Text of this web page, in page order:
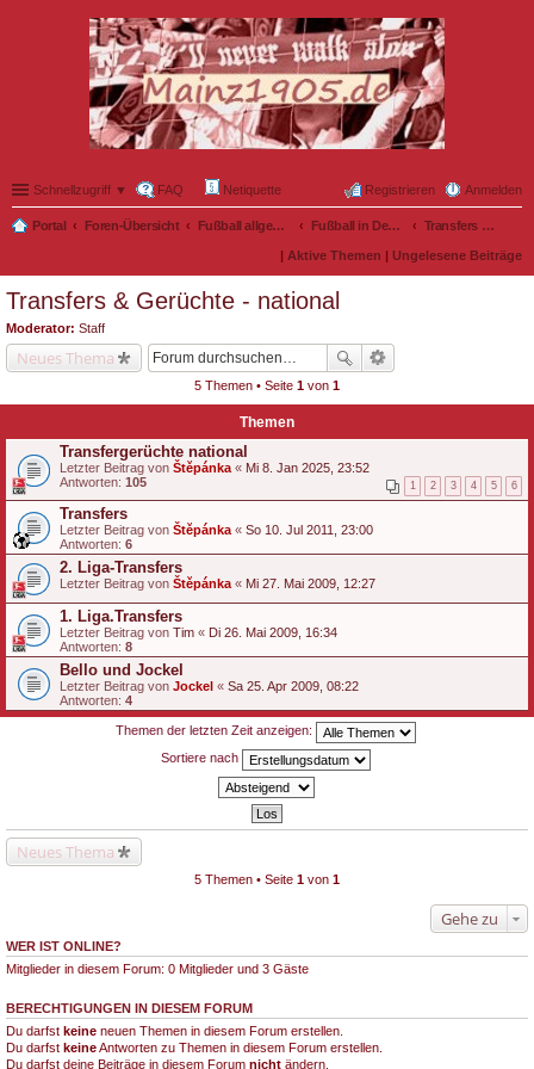
Schnellzugriff ▼ FAQ Netiquette Anmelden
Registrieren
Portal Foren-Übersicht Fußball allgemein Fußball in Deutschland Transfers & Gerüchte - national
| Aktive Themen | Ungelesene Beiträge
Transfers & Gerüchte - national
Moderator: Staff
Neues Thema
5 Themen • Seite 1 von 1
Themen
Transfergerüchte national
Letzter Beitrag von Štěpánka « Mi 8. Jan 2025, 23:52
Antworten: 105 1 2 3 4 5 6
Transfers
Letzter Beitrag von Štěpánka « So 10. Jul 2011, 23:00
Antworten: 6
2. Liga-Transfers
Letzter Beitrag von Štěpánka « Mi 27. Mai 2009, 12:27
1. Liga.Transfers
Letzter Beitrag von Tim « Di 26. Mai 2009, 16:34
Antworten: 8
Bello und Jockel
Letzter Beitrag von Jockel « Sa 25. Apr 2009, 08:22
Antworten: 4
Themen der letzten Zeit anzeigen:
Sortiere nach
Neues Thema
5 Themen • Seite 1 von 1
Gehe zu
WER IST ONLINE?
Mitglieder in diesem Forum: 0 Mitglieder und 3 Gäste
BERECHTIGUNGEN IN DIESEM FORUM
Du darfst keine neuen Themen in diesem Forum erstellen.
Du darfst keineAntworten zu Themen in diesem Forum erstellen.
Du darfst deine Beiträge in diesem Forum nicht ändern.